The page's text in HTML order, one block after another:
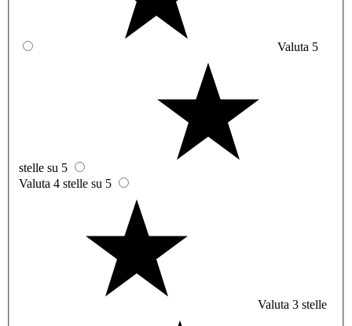
Valuta 5
stelle su 5
Valuta 4 stelle su 5
Valuta 3 stelle